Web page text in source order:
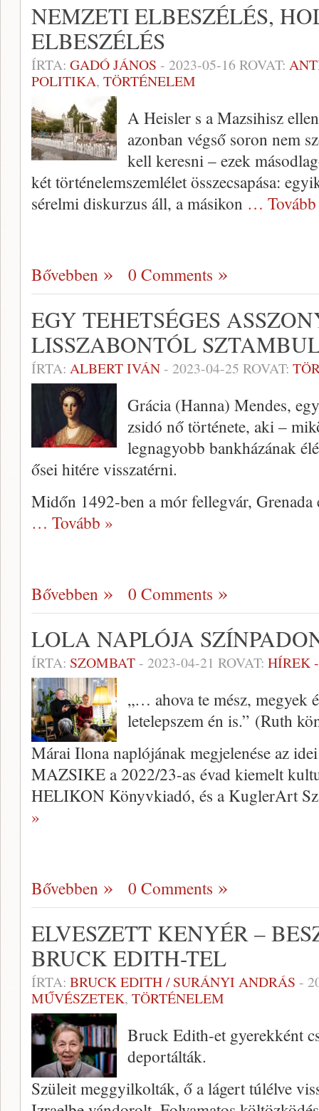
NEMZETI ELBESZÉLÉS,
ELBESZÉLÉS
ÍRTA: GADÓ JÁNOS - 2023-05-16 ROVAT:
POLITIKA, TÖRTÉNELEM
A Heisler s a Mazsihisz
azonban végső soron nem
kell keresni – ezek
két történelemszemlélet összecsapása:
sérelmi diskurzus áll, a másikon …
Bővebben 0 Comments
EGY TEHETSÉGES
LISSZABONTÓL
ÍRTA: ALBERT IVÁN- 2023-04-25 ROVAT:
Grácia (Hanna) Mendes,
zsidó nő története, aki –
legnagyobb bankházának
ősei hitére visszatérni.
Midőn 1492-ben a mór fellegvár, Grenada
… Tovább »
Bővebben 0 Comments
LOLA NAPLÓJA
ÍRTA: SZOMBAT- 2023-04-21 ROVAT: HÍREK
„… ahova te mész, megyek
letelepszem én is.” (Ruth
Márai Ilona naplójának megjelenése az
MAZSIKE a 2022/23-as évad kiemelt
HELIKON Könyvkiadó, és a KuglerArt
»
Bővebben 0 Comments
ELVESZETT KENYÉR –
BRUCK EDITH-TEL
ÍRTA: BRUCK EDITH / SURÁNYI ANDRÁS -
MŰVÉSZETEK, TÖRTÉNELEM
Bruck Edith-et gyerekként
deportálták.
Szüleit meggyilkolták, ő a lágert túlélve